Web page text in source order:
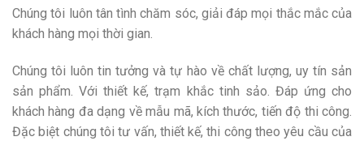
Chúng tôi luôn tân tình chăm sóc, giải đáp mọi thắc mắc của
khách hàng mọi thời gian.
Chúng tôi luôn tin tưởng và tự hào về chất lượng, uy tín sản
sản phẩm. Với thiết kế, trạm khắc tinh sảo. Đáp ứng cho
khách hàng đa dạng về mẫu mã, kích thước, tiến độ thi công.
Đặc biệt chúng tôi tư vấn, thiết kế, thi công theo yêu cầu của